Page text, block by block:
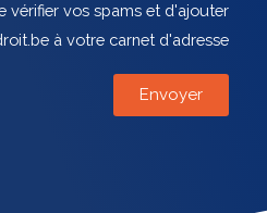
vérifier vos spams et d'ajouter
à votre carnet d'adresse